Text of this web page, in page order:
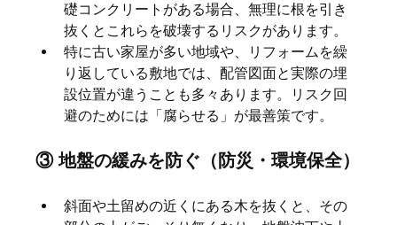
礎コンクリートがある場合、無理に根を引き
抜くとこれらを破壊するリスクがあります。
特に古い家屋が多い地域や、リフォームを繰
り返している敷地では、配管図面と実際の埋
設位置が違うことも多々あります。リスク回
避のためには「腐らせる」が最善策です。
③ 地盤の緩みを防ぐ（防災・環境保全）
斜面や土留めの近くにある木を抜くと、その